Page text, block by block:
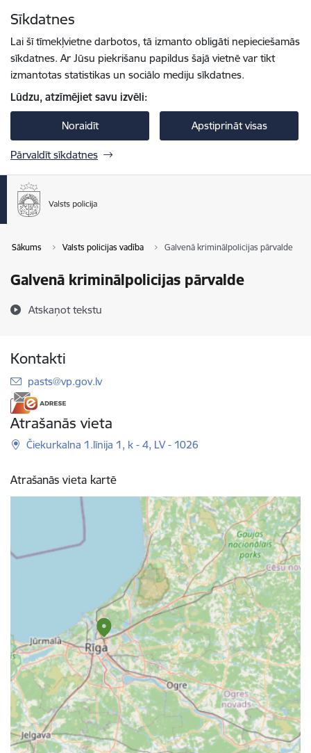
Sīkdatnes
Lai šī tīmekļvietne darbotos, tā izmanto obligāti nepieciešamās
sīkdatnes. Ar Jūsu piekrišanu papildus šajā vietnē var tikt
izmantotas statistikas un sociālo mediju sīkdatnes.
Lūdzu, atzīmējiet savu izvēli:
Noraidīt Apstiprināt visas
Pārvaldīt sīkdatnes
Sākums Valsts policijas vadība Galvenā kriminālpolicijas pārvalde
Galvenā kriminālpolicijas pārvalde
Atskaņot tekstu
Kontakti
E-pasts:
pasts@vp.gov.lv
Atrašanās vieta
Čiekurkalna 1.līnija 1, k - 4, LV - 1026
Atrašanās vieta kartē